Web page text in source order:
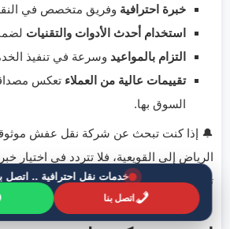
خبرة احترافية وفريق متخصص في
استخدام أحدث الأدوات والتقنيات
التزام بالمواعيد وسرعة في تنفيذ
تقييمات عالية من العملاء تعكس
السوق بها.
🔔 إذا كنت تبحث عن شركة نقل عفش
الرياض إلى القويعية، فلا تتردد في اختيار
تجربة نقل سلسة وآمنة.خدمات نقل احترافية .. اتصل
اتصل بنا